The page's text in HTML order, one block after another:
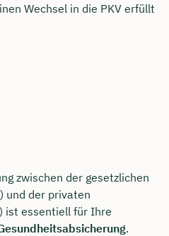
Wechsel in die PKV erfüllt
zwischen der gesetzlichen
und der privaten
ist essentiell für Ihre
.